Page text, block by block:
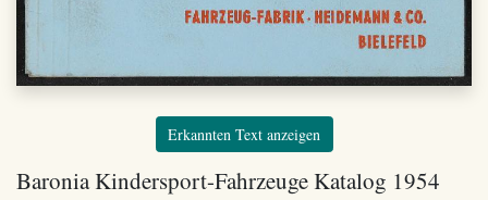
Erkannten Text anzeigen
Baronia Kindersport-Fahrzeuge Katalog 1954